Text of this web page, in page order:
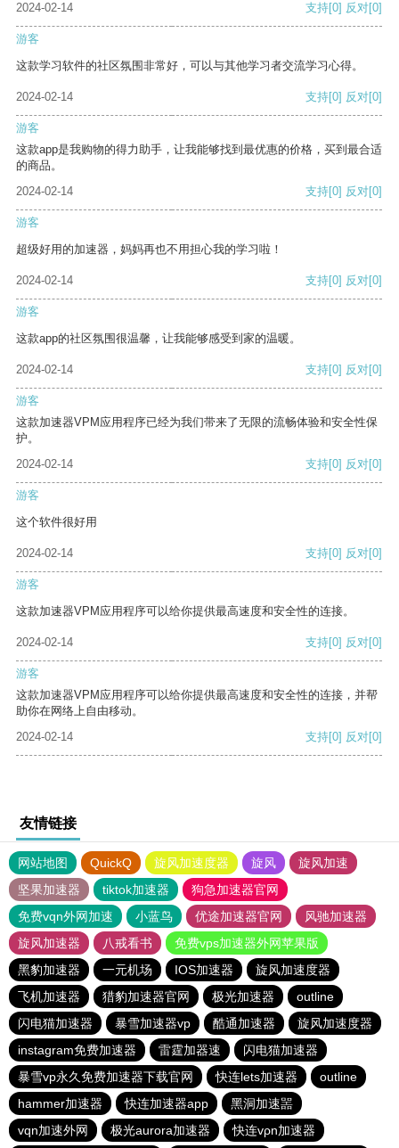
2024-02-14 支持[0] 反对[0]
游客
这款学习软件的社区氛围非常好，可以与其他学习者交流学习心得。
2024-02-14 支持[0] 反对[0]
游客
这款app是我购物的得力助手，让我能够找到最优惠的价格，买到最合适
的商品。
2024-02-14
支持[0] 反对[0]
游客
超级好用的加速器，妈妈再也不用担心我的学习啦！
2024-02-14 支持[0] 反对[0]
游客
这款app的社区氛围很温馨，让我能够感受到家的温暖。
2024-02-14 支持[0] 反对[0]
游客
这款加速器VPM应用程序已经为我们带来了无限的流畅体验和安全性保
护。
2024-02-14
支持[0] 反对[0]
游客
这个软件很好用
2024-02-14 支持[0] 反对[0]
游客
这款加速器VPM应用程序可以给你提供最高速度和安全性的连接。
2024-02-14 支持[0] 反对[0]
游客
这款加速器VPM应用程序可以给你提供最高速度和安全性的连接，并帮
助你在网络上自由移动。
2024-02-14
支持[0] 反对[0]
友情链接
网站地图 QuickQ 旋风加速度器 旋风
旋风加速
坚果加速器
tiktok加速器
狗急加速器官网
免费vqn外网加速
小蓝鸟 优途加速器官网
风驰加速器
旋风加速器
八戒看书
免费vps加速器外网苹果版
黑豹加速器
一元机场 IOS加速器
旋风加速度器
飞机加速器
猎豹加速器官网 极光加速器
outline
闪电猫加速器
暴雪加速器vp 酷通加速器
旋风加速度器
instagram免费加速器
雷霆加器速
闪电猫加速器
暴雪vp永久免费加速器下载官网
快连lets加速器
outline
hammer加速器
快连加速器app
黑洞加速噐
vqn加速外网
极光aurora加速器 快连vρn加速器